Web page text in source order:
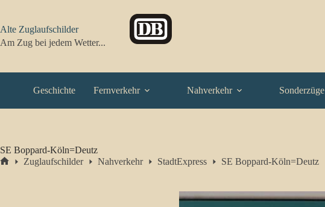
springen
Alte Zuglaufschilder
Am Zug bei jedem Wetter...
Geschichte Fernverkehr Nahverkehr Sonderzüge
SE Boppard-Köln=Deutz
Zuglaufschilder Nahverkehr StadtExpress SE Boppard-Köln=Deutz